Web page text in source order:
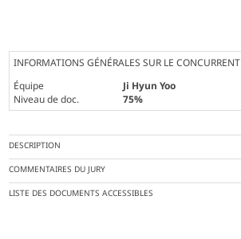
INFORMATIONS GÉNÉRALES SUR LE CONCURRENT
Équipe
Ji Hyun Yoo
Niveau de doc.
75%
DESCRIPTION
COMMENTAIRES DU JURY
LISTE DES DOCUMENTS ACCESSIBLES